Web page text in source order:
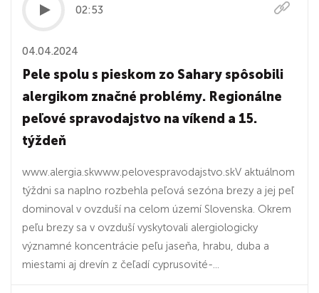
02:53
04.04.2024
Pele spolu s pieskom zo Sahary spôsobili
alergikom značné problémy. Regionálne
peľové spravodajstvo na víkend a 15.
týždeň
www.alergia.skwww.pelovespravodajstvo.skV aktuálnom
týždni sa naplno rozbehla peľová sezóna brezy a jej peľ
dominoval v ovzduší na celom území Slovenska. Okrem
peľu brezy sa v ovzduší vyskytovali alergiologicky
významné koncentrácie peľu jaseňa, hrabu, duba a
miestami aj drevín z čeľadí cyprusovité-...